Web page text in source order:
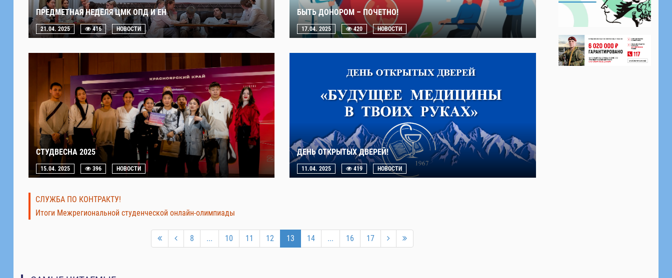
ПРЕДМЕТНАЯ НЕДЕЛЯ ЦМК ОПД И ЕН
21.04. 2025 416 НОВОСТИ
БЫТЬ ДОНОРОМ – ПОЧЕТНО!
17.04. 2025 420 НОВОСТИ
СТУДВЕСНА 2025
15.04. 2025 396 НОВОСТИ
ДЕНЬ ОТКРЫТЫХ ДВЕРЕЙ!
11.04. 2025 419 НОВОСТИ
СЛУЖБА ПО КОНТРАКТУ!
Итоги Межрегиональной студенческой онлайн-олимпиады
8 ... 10 11 12 13 14 ... 16 17